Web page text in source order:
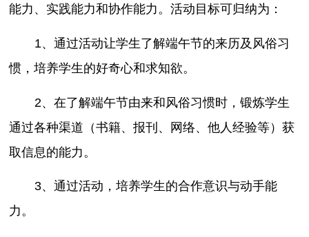
能力、实践能力和协作能力。活动目标可归纳为：
1、通过活动让学生了解端午节的来历及风俗习
惯，培养学生的好奇心和求知欲。
2、在了解端午节由来和风俗习惯时，锻炼学生
通过各种渠道（书籍、报刊、网络、他人经验等）获
取信息的能力。
3、通过活动，培养学生的合作意识与动手能
力。